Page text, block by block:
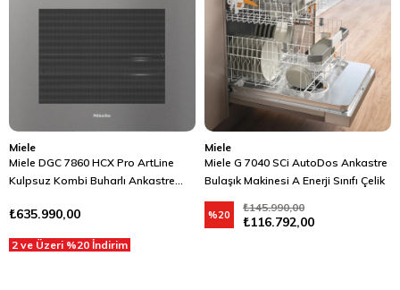
Miele
Miele DGC 7860 HCX Pro ArtLine
Kulpsuz Kombi Buharlı Ankastre
₺635.990,00
2 ve Üzeri %20 İndirim
Miele
Miele G 7040 SCi AutoDos Ankastre
Bulaşık Makinesi A Enerji Sınıfı Çelik
₺116.792,00
₺145.990,00
%20